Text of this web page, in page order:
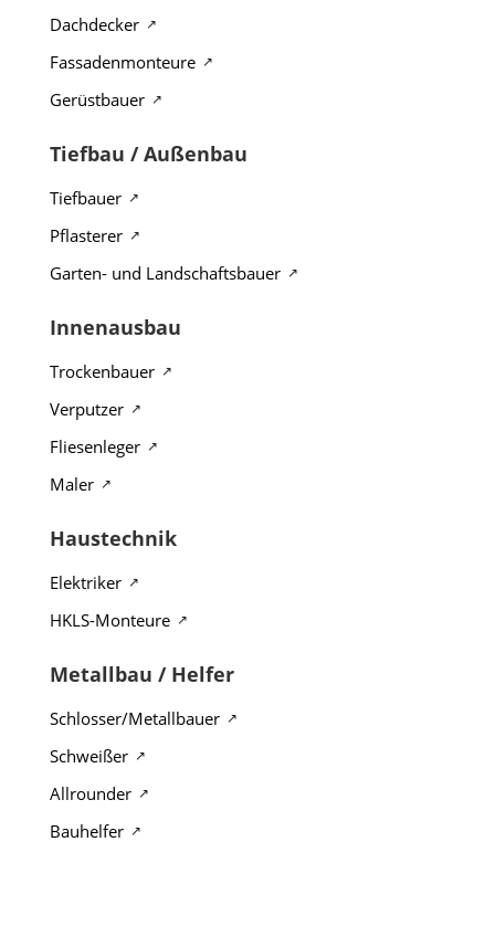
Dachdecker
Fassadenmonteure
Gerüstbauer
Tiefbau / Außenbau
Tiefbauer
Pflasterer
Garten- und Landschaftsbauer
Innenausbau
Trockenbauer
Verputzer
Fliesenleger
Maler
Haustechnik
Elektriker
HKLS-Monteure
Metallbau / Helfer
Schlosser/Metallbauer
Schweißer
Allrounder
Bauhelfer